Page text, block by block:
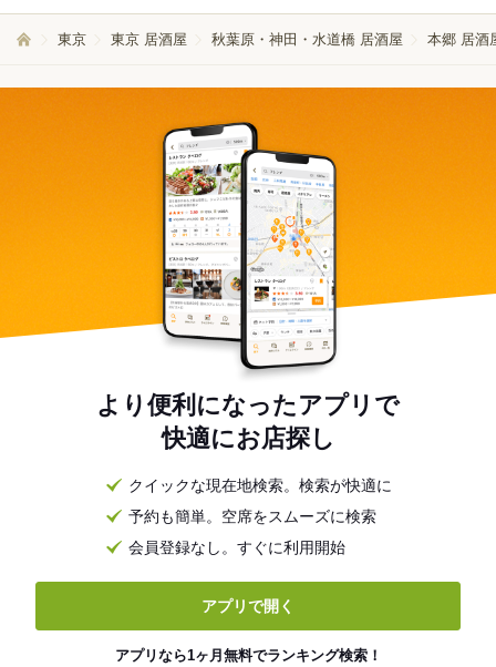
東京 東京 居酒屋 秋葉原・神田・水道橋 居酒屋 本郷 居酒
より便利になったアプリで
快適にお店探し
クイックな現在地検索。検索が快適に
予約も簡単。空席をスムーズに検索
会員登録なし。すぐに利用開始
アプリで開く
アプリなら1ヶ月無料でランキング検索！